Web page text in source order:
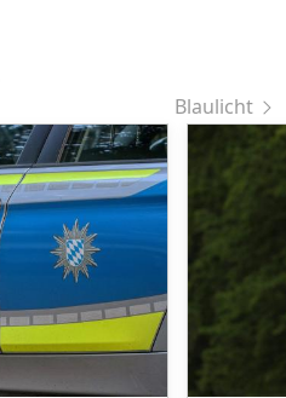
Blaulicht